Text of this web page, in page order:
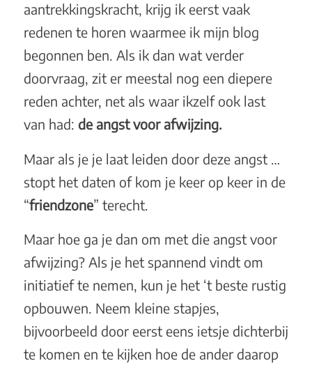
aantrekkingskracht, krijg ik eerst vaak
redenen te horen waarmee ik mijn blog
begonnen ben. Als ik dan wat verder
doorvraag, zit er meestal nog een diepere
reden achter, net als waar ikzelf ook last
van had: de angst voor afwijzing.
Maar als je je laat leiden door deze angst …
stopt het daten of kom je keer op keer in de
“friendzone” terecht.
Maar hoe ga je dan om met die angst voor
afwijzing? Als je het spannend vindt om
initiatief te nemen, kun je het ‘t beste rustig
opbouwen. Neem kleine stapjes,
bijvoorbeeld door eerst eens ietsje dichterbij
te komen en te kijken hoe de ander daarop